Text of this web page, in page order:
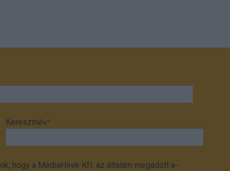
Keresztnév*
hogy a MédiaHírek Kft. az általam megadott e-